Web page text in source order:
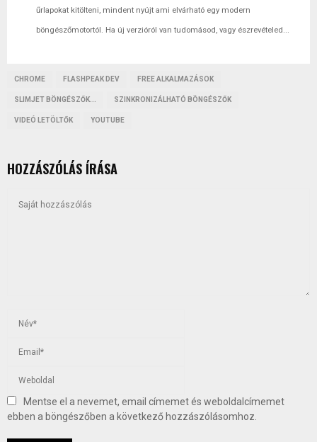
űrlapokat kitölteni, mindent nyújt ami elvárható egy modern
böngészőmotortól. Ha új verzióról van tudomásod, vagy észrevételed...
CHROME FLASHPEAK DEV FREE ALKALMAZÁSOK
SLIMJET BÖNGÉSZŐK... SZINKRONIZÁLHATÓ BÖNGÉSZŐK
VIDEÓ LETÖLTŐK YOUTUBE
HOZZÁSZÓLÁS ÍRÁSA
Mentse el a nevemet, email címemet és weboldalcímemet
ebben a böngészőben a következő hozzászólásomhoz.